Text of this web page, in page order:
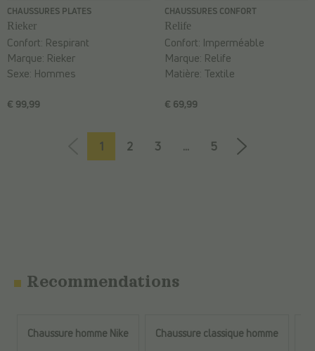
CHAUSSURES PLATES
Rieker
€ 99,99
Confort: Respirant
Marque: Rieker
Sexe: Hommes
CHAUSSURES CONFORT
Relife
€ 69,99
Confort: Imperméable
Marque: Relife
Matière: Textile
1 2 3 ... 5
Recommendations
Chaussure homme Nike Chaussure classique homme